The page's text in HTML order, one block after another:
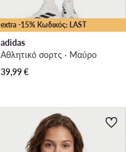
extra -15% Κωδικός: LAST
adidas
Αθλητικό σορτς · Μαύρο
39,99€